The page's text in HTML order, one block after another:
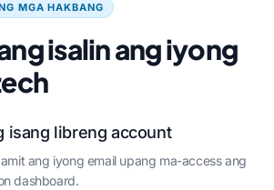
MGA HAKBANG
isalin ang iyong
isang libreng account
ang iyong email upang ma-access ang
dashboard.